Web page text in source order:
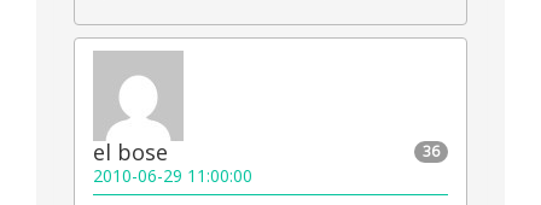
36
el bose
2010-06-29 11:00:00